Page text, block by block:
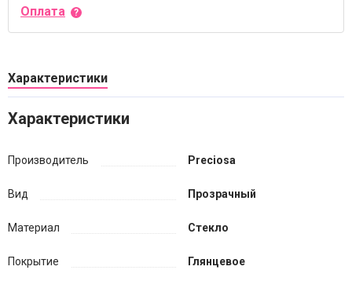
Оплата
Характеристики
Характеристики
Производитель Preciosa
Вид Прозрачный
Материал Стекло
Покрытие Глянцевое